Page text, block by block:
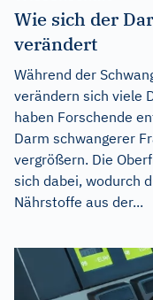
Wie sich der
verändert
Während der
verändern sich viele
haben Forschende
Darm schwangerer
vergrößern. Die
sich dabei, wodurch
Nährstoffe aus der...